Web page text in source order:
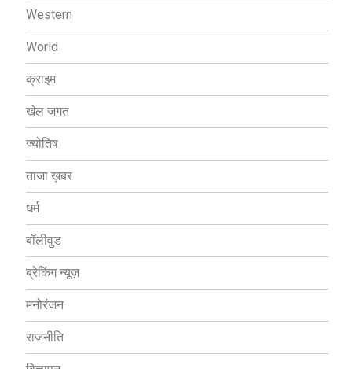
Western
World
क्राइम
खेल जगत
ज्योतिष
ताजा ख़बर
धर्म
बॉलीवुड
ब्रेकिंग न्यूज़
मनोरंजन
राजनीति